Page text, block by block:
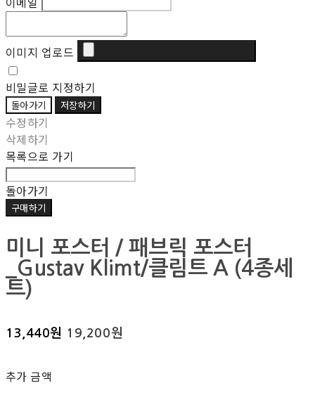
이미지 업로드
비밀글로 지정하기
돌아가기 저장하기
수정하기
삭제하기
목록으로 가기
돌아가기
구매하기
미니 포스터 / 패브릭 포스터
_Gustav Klimt/클림트 A (4종세
트)
13,440원 19,200원
추가 금액